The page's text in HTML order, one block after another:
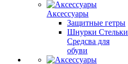
Аксессуары
Защитные гетры
Шнурки Стельки
Средсва для
обуви